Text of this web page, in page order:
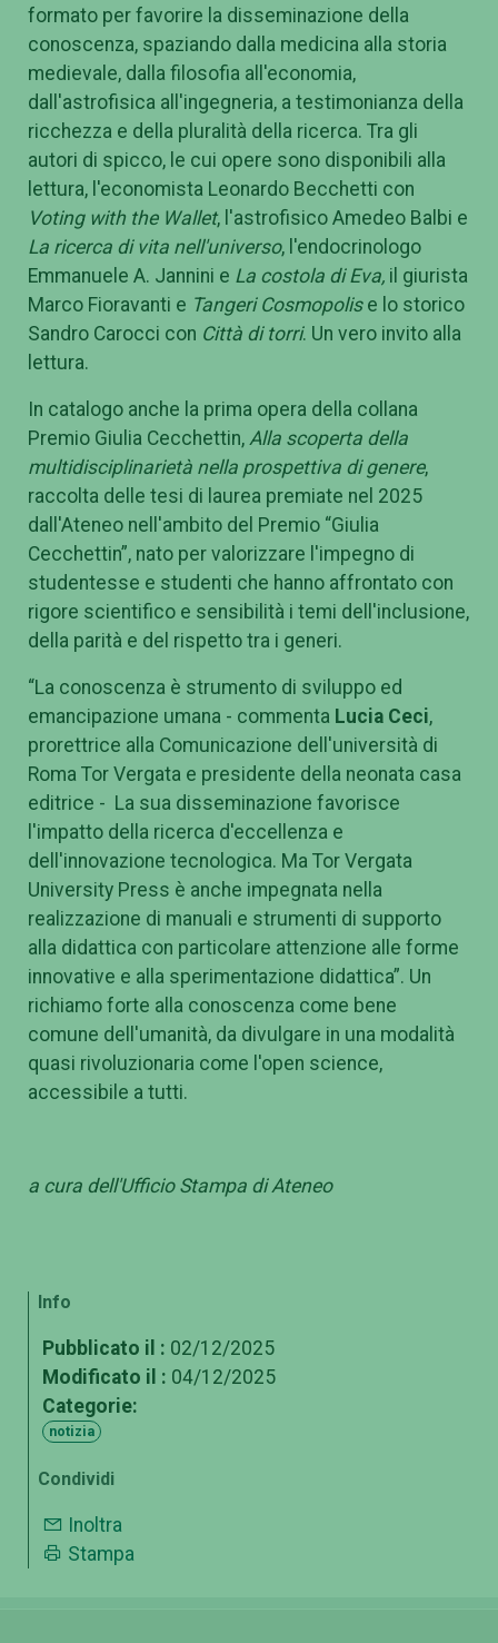
formato per favorire la disseminazione della
conoscenza, spaziando dalla medicina alla storia
medievale, dalla filosofia all 'economia,
dall 'astrofisica all 'ingegneria, a testimonianza della
ricchezza e della pluralità della ricerca. Tra gli
autori di spicco, le cui opere sono disponibili alla
lettura, l'economista Leonardo Becchetti con
Voting with the Wallet, l'astrofisico Amedeo Balbi e
La ricerca di vita nell'universo, l'endocrinologo
Emmanuele A. Jannini e La costola di Eva, il giurista
Marco Fioravanti e Tangeri Cosmopolis e lo storico
Sandro Carocci con Città di torri. Un vero invito alla
lettura.
In catalogo anche la prima opera della collana
Premio Giulia Cecchettin, Alla scoperta della
multidisciplinarietà nella prospettiva di genere,
raccolta delle tesi di laurea premiate nel 2025
dall'Ateneo nell'ambito del Premio “Giulia
Cecchettin”, nato per valorizzare l'impegno di
studentesse e studenti che hanno affrontato con
rigore scientifico e sensibilità i temi dell'inclusione,
della parità e del rispetto tra i generi.
“La conoscenza è strumento di sviluppo ed
emancipazione umana - commenta Lucia Ceci,
prorettrice alla Comunicazione dell'università di
Roma Tor Vergata e presidente della neonata casa
editrice - La sua disseminazione favorisce
'impatto della ricerca d'eccellenza e
dell 'innovazione tecnologica. Ma Tor Vergata
University Press è anche impegnata nella
realizzazione di manuali e strumenti di supporto
alla didattica con particolare attenzione alle forme
innovative e alla sperimentazione didattica”. Un
richiamo forte alla conoscenza come bene
comune dell 'umanità, da divulgare in una modalità
quasi rivoluzionaria come l'open science,
accessibile a tutti.
a cura dell'Ufficio Stampa di Ateneo
Info
Pubblicato il : 02/12/2025
Modificato il : 04/12/2025
Categorie:
notizia
Condividi
Inoltra
Stampa